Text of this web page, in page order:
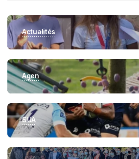
Actualités
Agen
SUA